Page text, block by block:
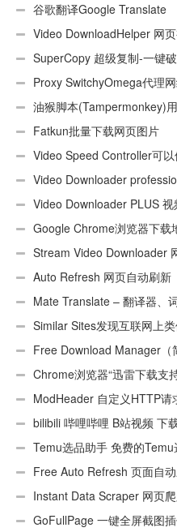
“CEX_HEADER_INVALID”的解
谷歌翻译Google Translate
Video DownloadHelper 网
SuperCopy 超级复制-一键
Proxy SwitchyOmega代理
油猴脚本(Tampermonkey)
用Android）
Fatkun批量下载网页图片
Video Speed Controller可
Video Downloader
Video Downloader PLUS 视
Google Chrome浏览器下载
Stream Video Downloader
Auto Refresh 网页自动刷新
Mate Translate – 翻译器、
Similar Sites发现互联网上类
Free Download Manager
插件Chrome浏览器“迅雷下载支
ModHeader 自定义HTTP请
bilibili 哔哩哔哩 B站视频 下
Temu选品助手 免费的
件 Free Auto Refresh 页面自
Instant Data Scraper 网页
GoFullPage 一键全屏截图插